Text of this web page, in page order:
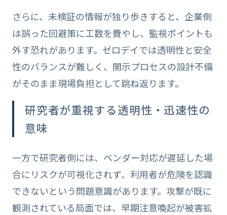
さらに、未検証の情報が独り歩きすると、企業側
は誤った回避策に工数を費やし、監視ポイントも
外す恐れがあります。ゼロデイでは透明性と安全
性のバランスが難しく、開示プロセスの設計不備
がそのまま現場負担として跳ね返ります。
研究者が重視する透明性・迅速性の
意味
一方で研究者側には、ベンダー対応が遅延した場
合にリスクが可視化されず、利用者が危険を認識
できないという問題意識があります。攻撃が既に
観測されている局面では、早期注意喚起が被害拡